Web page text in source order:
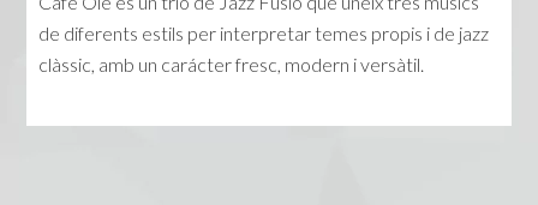
de diferents estils per interpretar temes propis i de jazz
clàssic, amb un carácter fresc, modern i versàtil.